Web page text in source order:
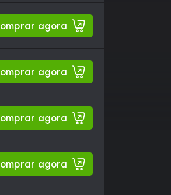
agora
agora
agora
agora